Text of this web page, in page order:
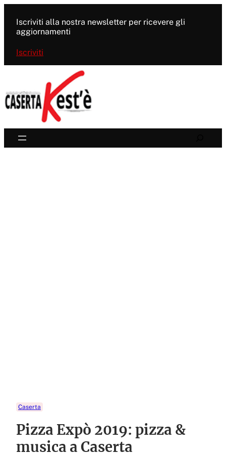
contenuto
Iscriviti alla nostra newsletter per ricevere gli
aggiornamenti
Iscriviti
Caserta
Pizza Expò 2019: pizza &
musica a Caserta